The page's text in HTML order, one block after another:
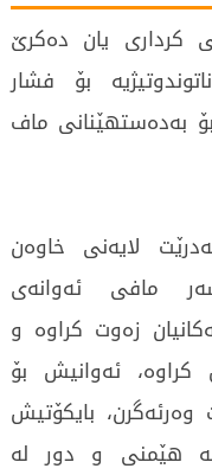
کرداری یان دەکرێ
بۆ فشار
بەدەستهێنانی ماف
لایەنی خاوەن
مافی ئەوانەی
زەوت کراوە و
کراوە، ئەوانیش بۆ
بایکۆتیش
هێمنی و دور لە